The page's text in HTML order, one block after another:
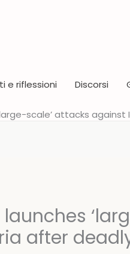
e riflessioni Discorsi
scale’ attacks against
launches
after